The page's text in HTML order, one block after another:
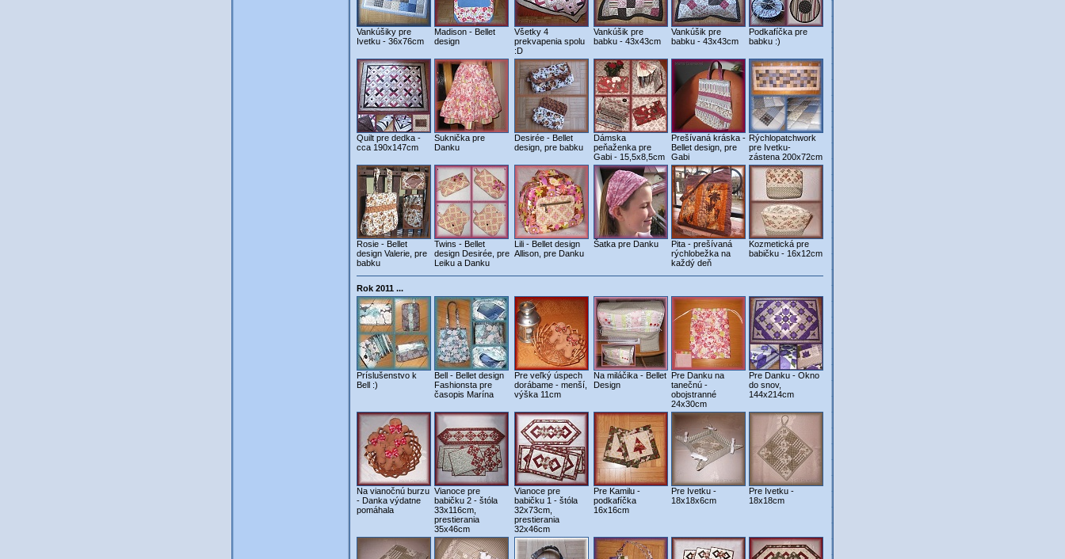
Vankúšiky pre
Ivetku - 36x76cm
Madison - Bellet
design
Všetky 4
prekvapenia spolu
:D
Vankúšik pre
babku - 43x43cm
Vankúšik pre
babku - 43x43cm
Podkafíčka pre
babku :)
Quilt pre dedka -
cca 190x147cm
Suknička pre
Danku
Desirée - Bellet
design, pre babku
Dámska
peňaženka pre
Gabi - 15,5x8,5cm
Prešívaná kráska -
Bellet design, pre
Gabi
Rýchlopatchwork
pre Ivetku-
zástena 200x72cm
Rosie - Bellet
design Valerie, pre
babku
Twins - Bellet
design Desirée, pre
Leiku a Danku
Lili - Bellet design
Allison, pre Danku
Šatka pre Danku
Pita - prešívaná
rýchlobežka na
každý deň
Kozmetická pre
babičku - 16x12cm
Rok 2011 ...
Príslušenstvo k
Bell :)
Bell - Bellet design
Fashionsta pre
časopis Marína
Pre veľký úspech
dorábame - menší,
výška 11cm
Na miláčika - Bellet
Design
Pre Danku na
tanečnú -
obojstranné
24x30cm
Pre Danku - Okno
do snov,
144x214cm
Na vianočnú burzu
- Danka výdatne
pomáhala
Vianoce pre
babičku 2 - štóla
33x116cm,
prestierania
35x46cm
Vianoce pre
babičku 1 - štóla
32x73cm,
prestierania
32x46cm
Pre Kamilu -
podkafíčka
16x16cm
Pre Ivetku -
18x18x6cm
Pre Ivetku -
18x18cm